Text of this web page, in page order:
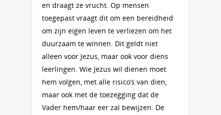
en draagt ze vrucht. Op mensen
toegepast vraagt dit om een bereidheid
om zijn eigen leven te verliezen om het
duurzaam te winnen. Dit geldt niet
alleen voor Jezus, maar ook voor diens
leerlingen. Wie Jezus wil dienen moet
hem volgen, met alle risico’s van dien,
maar ook met de toezegging dat de
Vader hem/haar eer zal bewijzen. De